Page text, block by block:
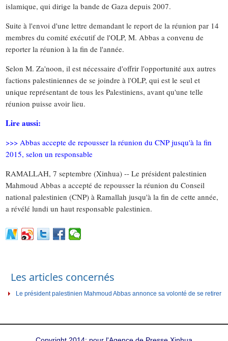
islamique, qui dirige la bande de Gaza depuis 2007.
Suite à l'envoi d'une lettre demandant le report de la réunion par 14
membres du comité exécutif de l'OLP, M. Abbas a convenu de
reporter la réunion à la fin de l'année.
Selon M. Za'noon, il est nécessaire d'offrir l'opportunité aux autres
factions palestiniennes de se joindre à l'OLP, qui est le seul et
unique représentant de tous les Palestiniens, avant qu'une telle
réunion puisse avoir lieu.
Lire aussi:
>>> Abbas accepte de repousser la réunion du CNP jusqu'à la fin
2015, selon un responsable
RAMALLAH, 7 septembre (Xinhua) -- Le président palestinien
Mahmoud Abbas a accepté de repousser la réunion du Conseil
national palestinien (CNP) à Ramallah jusqu'à la fin de cette année,
a révélé lundi un haut responsable palestinien.
Les articles concernés
Le président palestinien Mahmoud Abbas annonce sa volonté de se retirer